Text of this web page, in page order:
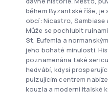
během Byzantské říše, je
obcí: Nicastro, Sambiase
Může se pochlubit
St. Eufemia a
jeho bohaté minulosti.
poznamenána také
hedvábí, kdysi
pulzujícím centrem
kouzla a moderní italské